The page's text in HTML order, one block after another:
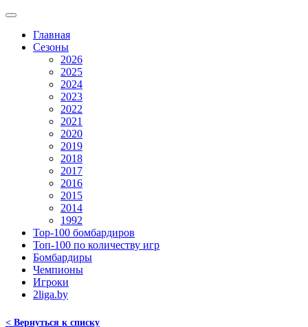
Главная
Сезоны
2026
2025
2024
2023
2022
2021
2020
2019
2018
2017
2016
2015
2014
1992
Top-100 бомбардиров
Топ-100 по количеству игр
Бомбардиры
Чемпионы
Игроки
2liga.by
< Вернуться к списку